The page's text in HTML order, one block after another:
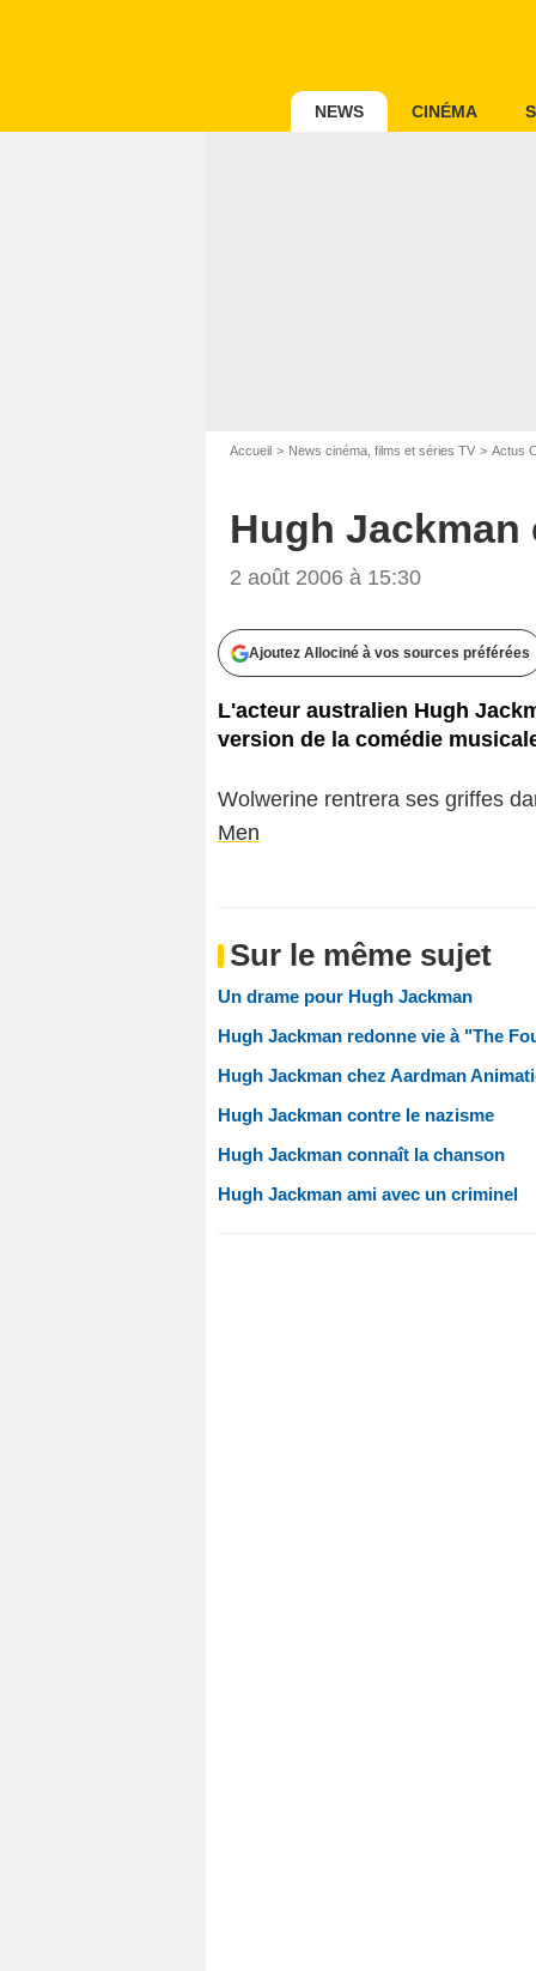
NEWS CINÉMA
Accueil News cinéma, films et séries TV Actus
Hugh
2 août 2006 à 15:30
Ajoutez Allociné à vos sources préférées
L'acteur australien Hugh
version de la comédie
Wolwerine rentrera ses griffes
Men
Sur le même sujet
Un drame pour Hugh Jackman
Hugh Jackman redonne vie à "The
Hugh Jackman chez Aardman
Hugh Jackman contre le nazisme
Hugh Jackman connaît la chanson
Hugh Jackman ami avec un criminel